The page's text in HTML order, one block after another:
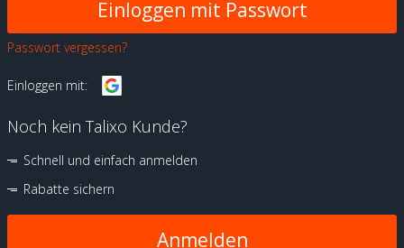
Passwort vergessen?
Einloggen mit:
Noch kein Talixo Kunde?
Schnell und einfach anmelden
Rabatte sichern
Anmelden